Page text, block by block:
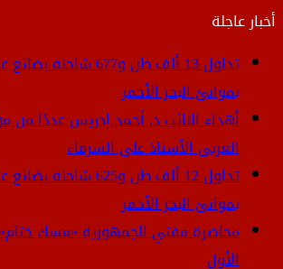
أخبار عاجلة
تداول 13 ألف طن و677
بموانئ البحر الأحمر
أهداء النائب د. أحمد إدريس عددًا من
العربي الأستاذ علي الشرفاء
تداول 12 ألف طن و625
بموانئ البحر الأحمر
محاضرة مفتي الجمهورية «مسك ختام»
الأول